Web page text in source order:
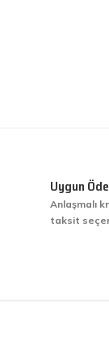
Uygun
Anlaşmalı
taksit